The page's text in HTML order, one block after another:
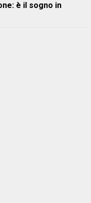
è il sogno in